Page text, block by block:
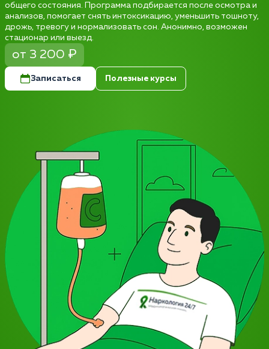
общего состояния. Программа подбирается после осмотра и
анализов, помогает снять интоксикацию, уменьшить тошноту,
дрожь, тревогу и нормализовать сон. Анонимно, возможен
стационар или выезд.
от 3 200 ₽
Записаться Полезные курсы